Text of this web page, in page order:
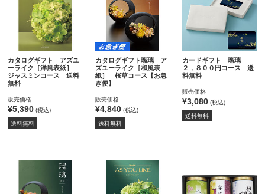
カタログギフト アズユ
ーライク［洋風表紙］
ジャスミンコース 送料
無料
販売価格
¥5,390 (税込)
送料無料
カタログギフト瑠璃 ア
ズユーライク［和風表
紙］ 桜草コース【お急
ぎ便】
販売価格
¥4,840(税込)
送料無料
カードギフト 瑠璃
２，８００円コース 送
料無料
販売価格
¥3,080 (税込)
送料無料